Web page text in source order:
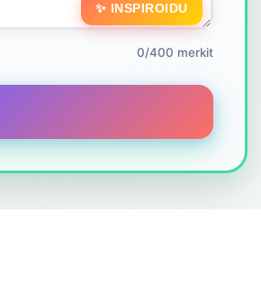
✨ INSPIROIDU
0/400 merkit